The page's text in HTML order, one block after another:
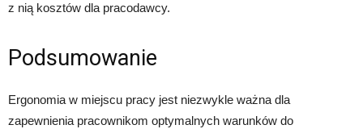
z nią kosztów dla pracodawcy.
Podsumowanie
Ergonomia w miejscu pracy jest niezwykle ważna dla
zapewnienia pracownikom optymalnych warunków do